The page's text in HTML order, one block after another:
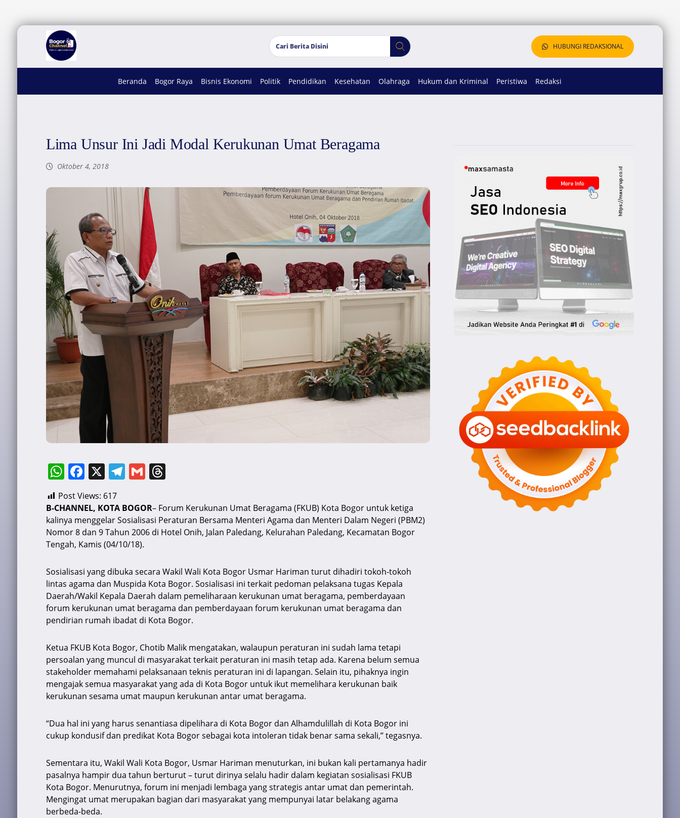
HUBUNGI REDAKSIONAL
Beranda Bogor Raya Bisnis Ekonomi Politik Pendidikan Kesehatan Olahraga Hukum dan Kriminal Peristiwa Redaksi
Lima Unsur Ini Jadi Modal Kerukunan Umat Beragama
Oktober 4, 2018
W
h
at
s
A
p
p
F
c
e
b
o
o
k
X T
e
gr
a
m
G
ai
l
T
e
a
d
Post Views: 617
B-CHANNEL, KOTA BOGOR– Forum Kerukunan Umat Beragama (FKUB) Kota Bogor untuk ketiga
kalinya menggelar Sosialisasi Peraturan Bersama Menteri Agama dan Menteri Dalam Negeri (PBM2)
Nomor 8 dan 9 Tahun 2006 di Hotel Onih, Jalan Paledang, Kelurahan Paledang, Kecamatan Bogor
Tengah, Kamis (04/10/18).
Sosialisasi yang dibuka secara Wakil Wali Kota Bogor Usmar Hariman turut dihadiri tokoh-tokoh
lintas agama dan Muspida Kota Bogor. Sosialisasi ini terkait pedoman pelaksana tugas Kepala
Daerah/Wakil Kepala Daerah dalam pemeliharaan kerukunan umat beragama, pemberdayaan
forum kerukunan umat beragama dan pemberdayaan forum kerukunan umat beragama dan
pendirian rumah ibadat di Kota Bogor.
Ketua FKUB Kota Bogor, Chotib Malik mengatakan, walaupun peraturan ini sudah lama tetapi
persoalan yang muncul di masyarakat terkait peraturan ini masih tetap ada. Karena belum semua
stakeholder memahami pelaksanaan teknis peraturan ini di lapangan. Selain itu, pihaknya ingin
mengajak semua masyarakat yang ada di Kota Bogor untuk ikut memelihara kerukunan baik
kerukunan sesama umat maupun kerukunan antar umat beragama.
“Dua hal ini yang harus senantiasa dipelihara di Kota Bogor dan Alhamdulillah di Kota Bogor ini
cukup kondusif dan predikat Kota Bogor sebagai kota intoleran tidak benar sama sekali,” tegasnya.
Sementara itu, Wakil Wali Kota Bogor, Usmar Hariman menuturkan, ini bukan kali pertamanya hadir
pasalnya hampir dua tahun berturut – turut dirinya selalu hadir dalam kegiatan sosialisasi FKUB
Kota Bogor. Menurutnya, forum ini menjadi lembaga yang strategis antar umat dan pemerintah.
Mengingat umat merupakan bagian dari masyarakat yang mempunyai latar belakang agama
berbeda-beda.